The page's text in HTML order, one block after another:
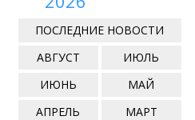
ПОСЛЕДНИЕ НОВОСТИ
АВГУСТ
ИЮЛЬ
ИЮНЬ
МАЙ
АПРЕЛЬ
МАРТ